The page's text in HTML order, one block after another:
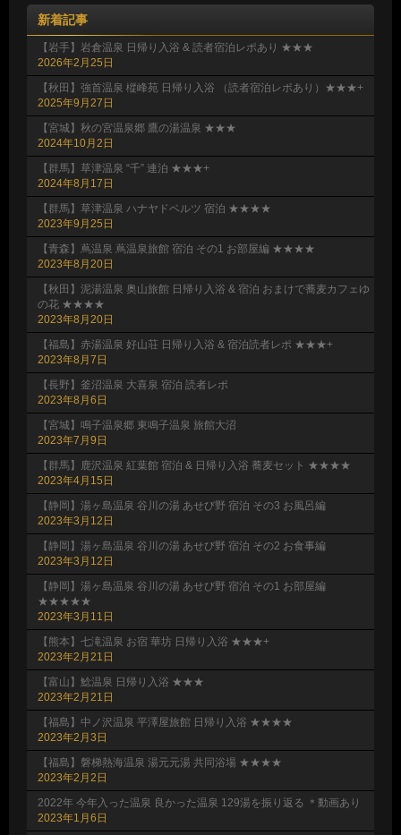
新着記事
【岩手】岩倉温泉 日帰り入浴 & 読者宿泊レポあり ★★★
2026年2月25日
【秋田】強首温泉 樅峰苑 日帰り入浴 （読者宿泊レポあり）★★★+
2025年9月27日
【宮城】秋の宮温泉郷 鷹の湯温泉 ★★★
2024年10月2日
【群馬】草津温泉 “千” 連泊 ★★★+
2024年8月17日
【群馬】草津温泉 ハナヤドベルツ 宿泊 ★★★★
2023年9月25日
【青森】蔦温泉 蔦温泉旅館 宿泊 その1 お部屋編 ★★★★
2023年8月20日
【秋田】泥湯温泉 奥山旅館 日帰り入浴 & 宿泊 おまけで蕎麦カフェゆ
の花 ★★★★
2023年8月20日
【福島】赤湯温泉 好山荘 日帰り入浴 & 宿泊読者レポ ★★★+
2023年8月7日
【長野】釜沼温泉 大喜泉 宿泊 読者レポ
2023年8月6日
【宮城】鳴子温泉郷 東鳴子温泉 旅館大沼
2023年7月9日
【群馬】鹿沢温泉 紅葉館 宿泊 & 日帰り入浴 蕎麦セット ★★★★
2023年4月15日
【静岡】湯ヶ島温泉 谷川の湯 あせび野 宿泊 その3 お風呂編
2023年3月12日
【静岡】湯ヶ島温泉 谷川の湯 あせび野 宿泊 その2 お食事編
2023年3月12日
【静岡】湯ヶ島温泉 谷川の湯 あせび野 宿泊 その1 お部屋編
★★★★★
2023年3月11日
【熊本】七滝温泉 お宿 華坊 日帰り入浴 ★★★+
2023年2月21日
【富山】鯰温泉 日帰り入浴 ★★★
2023年2月21日
【福島】中ノ沢温泉 平澤屋旅館 日帰り入浴 ★★★★
2023年2月3日
【福島】磐梯熱海温泉 湯元元湯 共同浴場 ★★★★
2023年2月2日
2022年 今年入った温泉 良かった温泉 129湯を振り返る ＊動画あり
2023年1月6日